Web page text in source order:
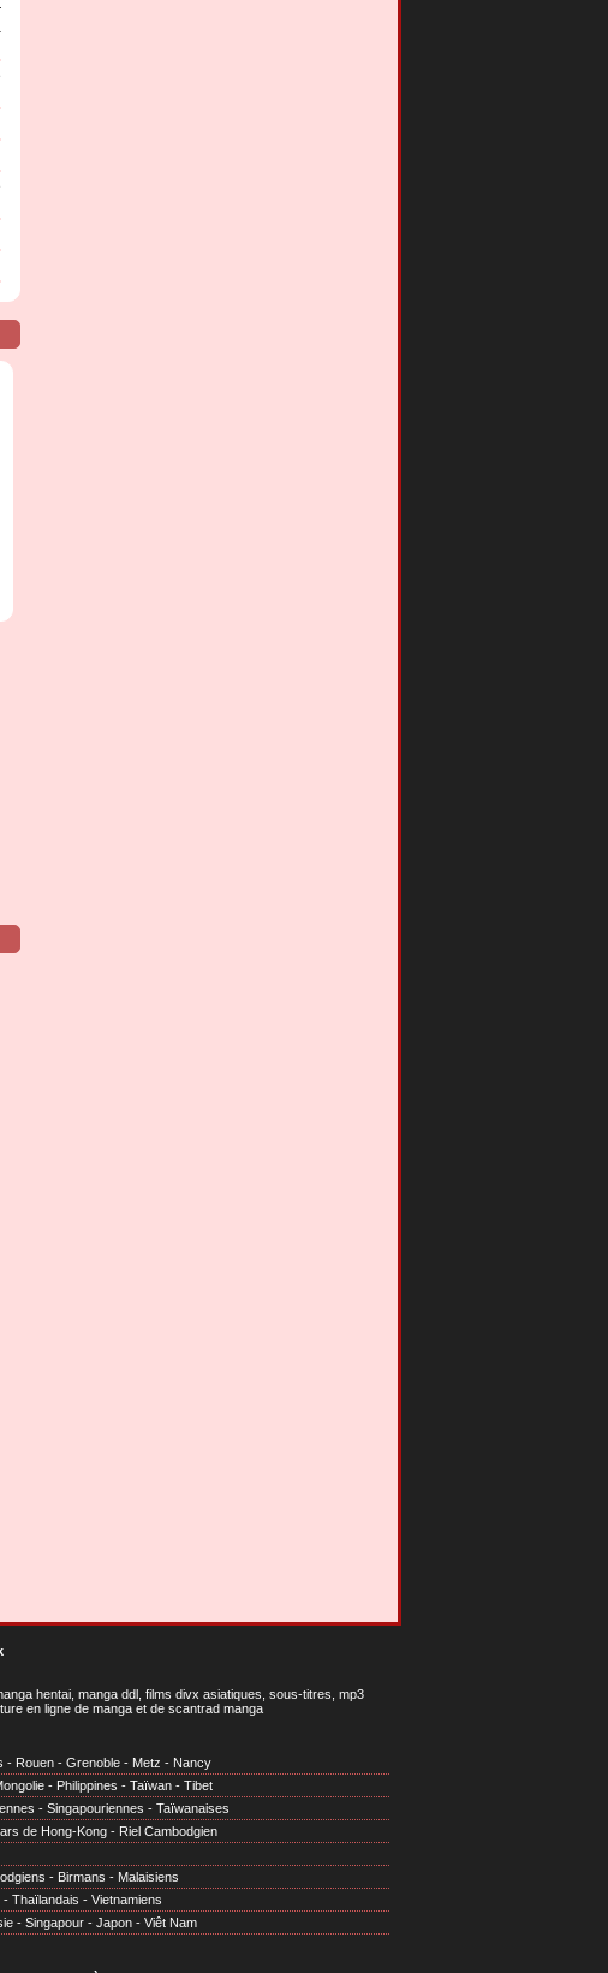
hentai, manga ddl, films divx asiatiques, sous-titres, mp3
en ligne de manga et de scantrad manga
- Rouen - Grenoble - Metz - Nancy
- Philippines - Taïwan - Tibet
- Singapouriennes - Taïwanaises
de Hong-Kong - Riel Cambodgien
- Birmans - Malaisiens
- Thaïlandais - Vietnamiens
- Singapour - Japon - Viêt Nam